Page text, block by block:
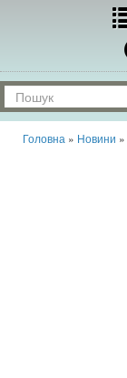
Головна » Новини »